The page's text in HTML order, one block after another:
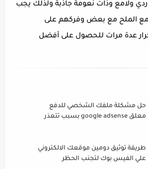
ولامع وذات نعومة جاذبة ولذلك يجب
مع الملح مع بعض وفركهم على
عدة مرات للحصول على أفضل
حل مشكلة ملفك الشخصي للدفع
معلق google adsense بسبب تتعذر
طريقة توثيق دومين موقعك الالكتروني
علي الفيس بوك لتجنب الحظر